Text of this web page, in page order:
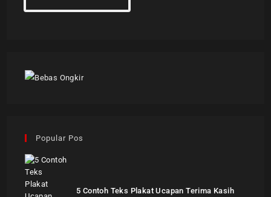
Popular Pos
5 Contoh Teks Plakat Ucapan Terima Kasih